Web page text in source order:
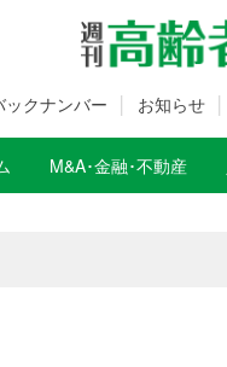
ックナンバー お知らせ
M&A･金融･不動産
本数変更のお知らせ